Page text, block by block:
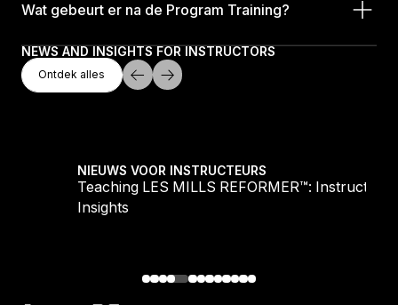
Wat gebeurt er na de Program Training?
NEWS AND INSIGHTS FOR INSTRUCTORS
Ontdek Alles
Ontdek alles
NIEUWS VOOR INSTRUCTEURS
Teaching LES MILLS REFORMER™: Instructor
Insights